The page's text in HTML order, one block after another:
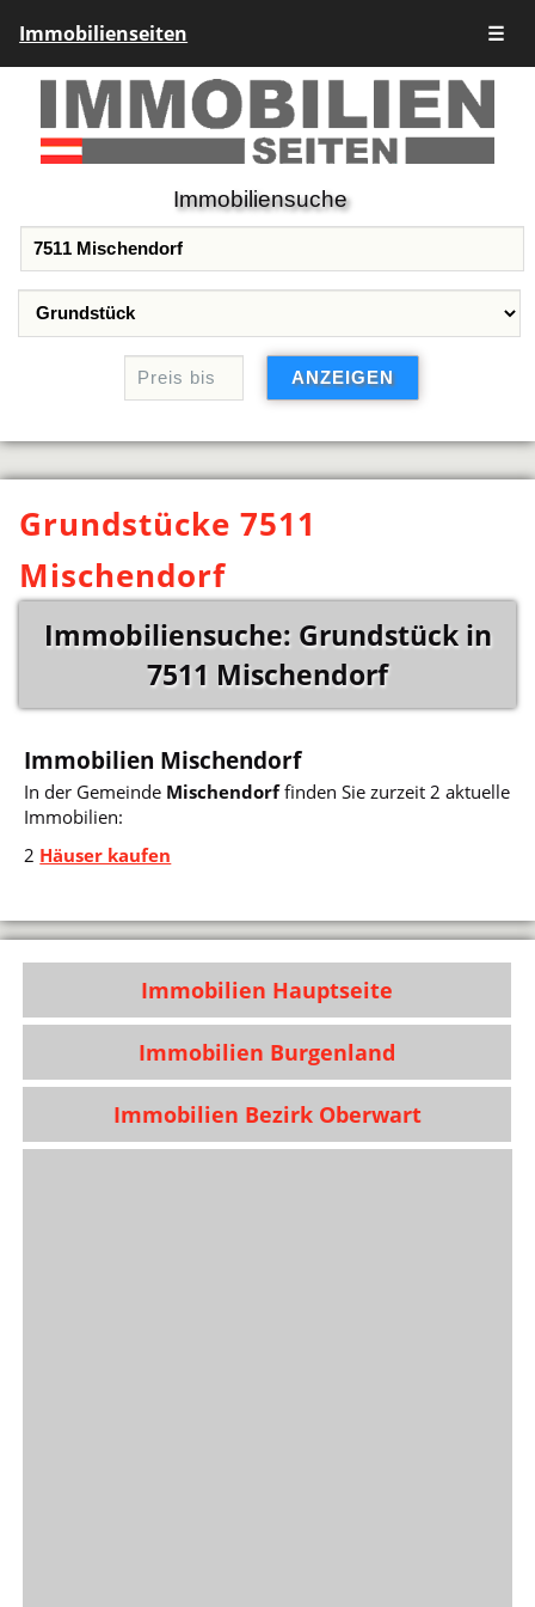
Immobilienseiten ☰
Immobiliensuche
Grundstücke 7511
Mischendorf
Immobiliensuche: Grundstück in
7511 Mischendorf
Immobilien Mischendorf
In der Gemeinde Mischendorffinden Sie zurzeit 2 aktuelle
Immobilien:
2 Häuser kaufen
Immobilien Hauptseite
Immobilien Burgenland
Immobilien Bezirk Oberwart